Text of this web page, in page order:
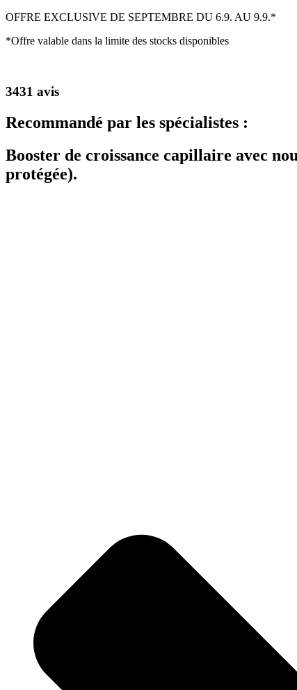
OFFRE EXCLUSIVE DE SEPTEMBRE DU 6.9. AU 9.9.*
*Offre valable dans la limite des stocks disponibles
3431 avis
Recommandé par les spécialistes :
Booster de croissance capillaire avec
protégée).